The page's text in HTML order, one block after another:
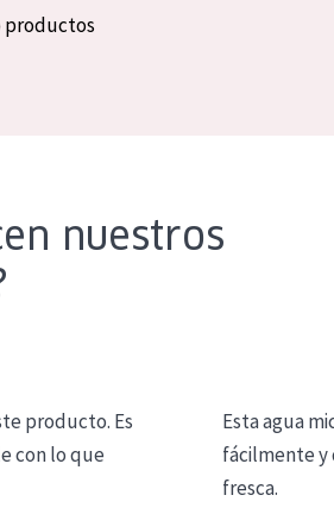
productos
nuestros
producto. Es
con lo que
Esta agua
fácilmente y
fresca.